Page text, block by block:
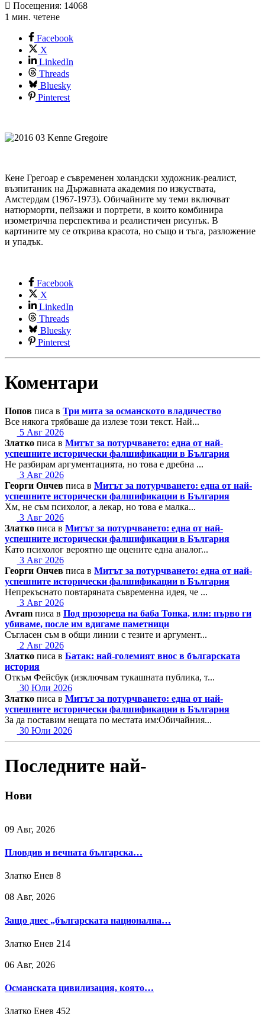
Посещения: 14068
1 мин. четене
Facebook
X
LinkedIn
Threads
Bluesky
Pinterest
Кене Грегоар е съвременен холандски художник-реалист,
възпитаник на Държавната академия по изкуствата,
Амстердам (1967-1973). Обичайните му теми включват
натюрморти, пейзажи и портрети, в които комбинира
изометрична перспектива и реалистичен рисунък. В
картините му се открива красота, но също и тъга, разложение
и упадък.
Facebook
X
LinkedIn
Threads
Bluesky
Pinterest
Коментари
Попов писа в Три мита за османското владичество
Все някога трябваше да излезе този текст. Най...
5 Авг 2026
Златко писа в Митът за потурчването: една от най-
успешните исторически фалшификации в България
Не разбирам аргументацията, но това е дребна ...
3 Авг 2026
Георги Ончев писа в Митът за потурчването: една от най-
успешните исторически фалшификации в България
Хм, не съм психолог, а лекар, но това е малка...
3 Авг 2026
Златко писа в Митът за потурчването: една от най-
успешните исторически фалшификации в България
Като психолог вероятно ще оцените една аналог...
3 Авг 2026
Георги Ончев писа в Митът за потурчването: една от най-
успешните исторически фалшификации в България
Непрекъснато повтаряната съвременна идея, че ...
3 Авг 2026
Avram писа в Под прозореца на баба Тонка, или: първо ги
убиваме, после им вдигаме паметници
Съгласен съм в общи линии с тезите и аргумент...
2 Авг 2026
Златко писа в Батак: най-големият внос в българската
история
Откъм Фейсбук (изключвам тукашната публика, т...
30 Юли 2026
Златко писа в Митът за потурчването: една от най-
успешните исторически фалшификации в България
За да поставим нещата по местата им:Обичайния...
30 Юли 2026
Последните най-
Нови
09 Авг, 2026
Пловдив и вечната българска…
Златко Енев 8
08 Авг, 2026
Защо днес „българската национална…
Златко Енев 214
06 Авг, 2026
Османската цивилизация, която…
Златко Енев 452